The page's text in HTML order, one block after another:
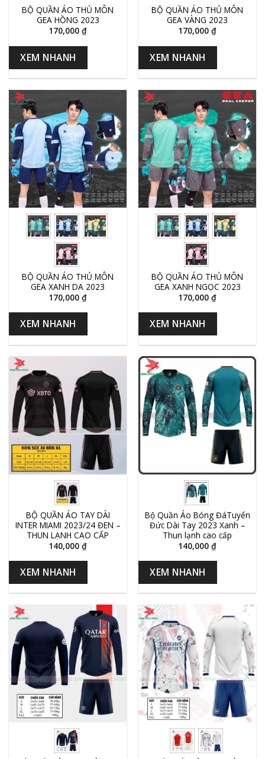
BỘ QUẦN ÁO THỦ MÔN
GEA HỒNG 2023
170,000 ₫
XEM NHANH
BỘ QUẦN ÁO THỦ MÔN
GEA VÀNG 2023
170,000 ₫
XEM NHANH
BỘ QUẦN ÁO THỦ MÔN
GEA XANH DA 2023
170,000 ₫
XEM NHANH
BỘ QUẦN ÁO THỦ MÔN
GEA XANH NGỌC 2023
170,000 ₫
XEM NHANH
BỘ QUẦN ÁO TAY DÀI
INTER MIAMI 2023/24 ĐEN –
THUN LẠNH CAO CẤP
140,000 ₫
XEM NHANH
Bộ Quần Áo Bóng ĐáTuyển
Đức Dài Tay 2023 Xanh –
Thun lạnh cao cấp
140,000 ₫
XEM NHANH